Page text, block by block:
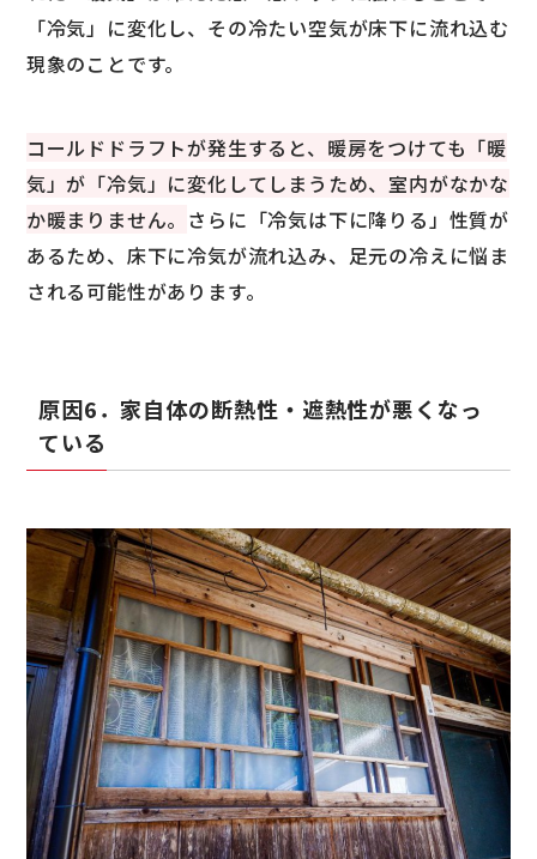
「冷気」に変化し、その冷たい空気が床下に流れ込む
現象のことです。
コールドドラフトが発生すると、暖房をつけても「暖
気」が「冷気」に変化してしまうため、室内がなかな
か暖まりません。 さらに「冷気は下に降りる」性質が
あるため、床下に冷気が流れ込み、足元の冷えに悩ま
される可能性があります。
原因6．家自体の断熱性・遮熱性が悪くなっ
ている